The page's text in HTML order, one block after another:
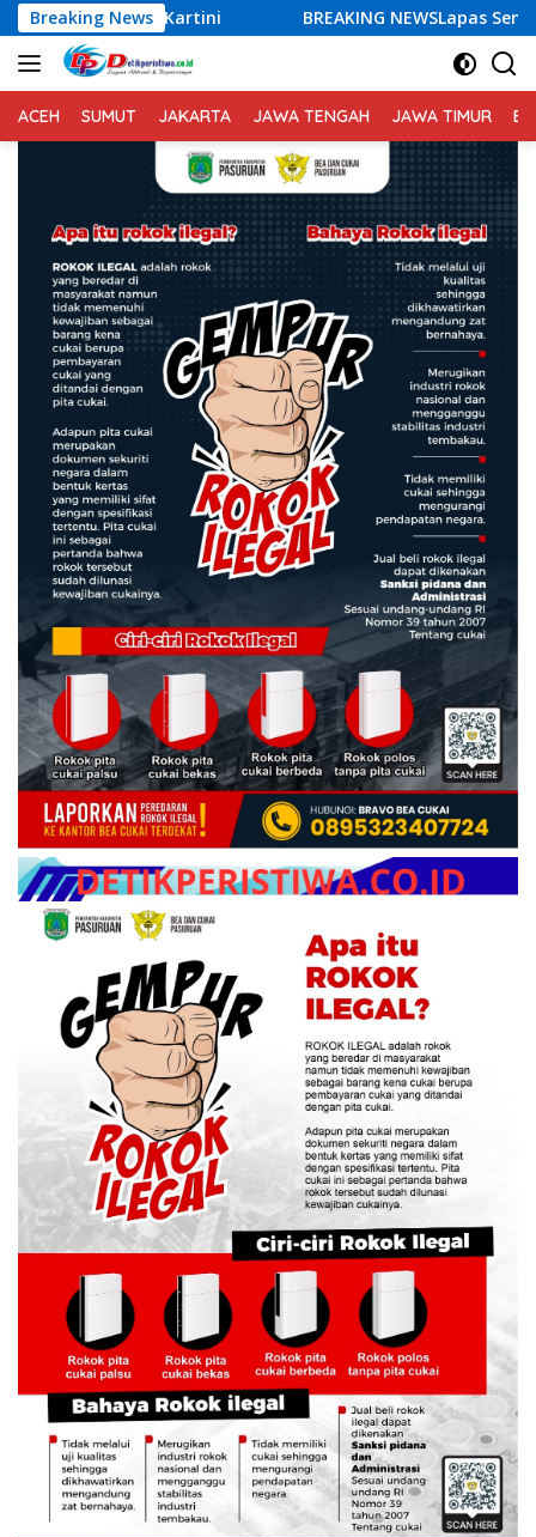
Langsung
ke
konten
Breaking NewsBREAKING NEWSLapas Semarang Gagalkan
ACEH SUMUT JAKARTA JAWA TENGAH JAWA TIMUR